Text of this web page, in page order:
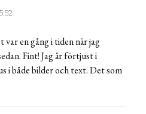
en gång i tiden när jag
Fint! Jag är förtjust i
i både bilder och text. Det som